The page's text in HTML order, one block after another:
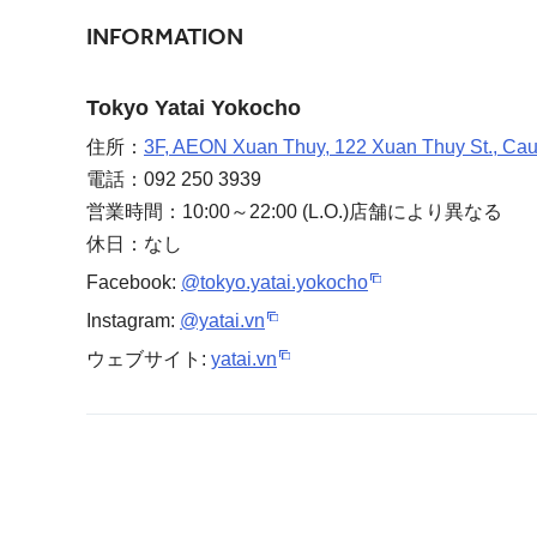
INFORMATION
Tokyo Yatai Yokocho
住所： 3F, AEON Xuan Thuy, 122 Xuan Thuy St.,
電話：092 250 3939
営業時間：10:00～22:00 (L.O.)店舗により異なる
休日：なし
Facebook: @tokyo.yatai.yokocho
Instagram: @yatai.vn
ウェブサイト: yatai.vn